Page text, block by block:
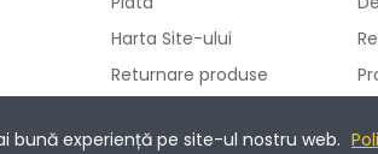
Harta Site-ului
Returnare produse
cookie-uri
bună experiență pe site-ul nostru web.